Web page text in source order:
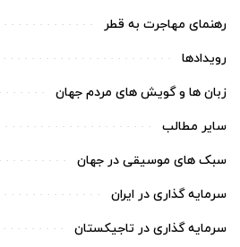
رهنمای مهاجرت به قطر
رویدادها
زبان ها و گویش های مردم جهان
سایر مطالب
سبک های موسیقی در جهان
سرمایه گذاری در ایران
سرمایه گذاری در تاجیکستان